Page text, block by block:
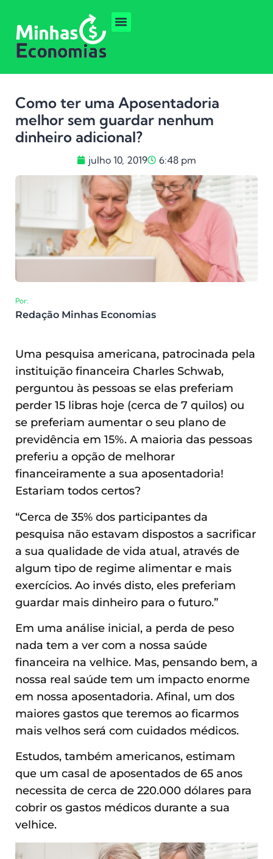
Como ter uma Aposentadoria
melhor sem guardar nenhum
dinheiro adicional?
julho 10, 2019 6:48 pm
Por:
Redação Minhas Economias
Uma pesquisa americana, patrocinada pela
instituição financeira Charles Schwab,
perguntou às pessoas se elas preferiam
perder 15 libras hoje (cerca de 7 quilos) ou
se preferiam aumentar o seu plano de
previdência em 15%. A maioria das pessoas
preferiu a opção de melhorar
financeiramente a sua aposentadoria!
Estariam todos certos?
“Cerca de 35% dos participantes da
pesquisa não estavam dispostos a sacrificar
a sua qualidade de vida atual, através de
algum tipo de regime alimentar e mais
exercícios. Ao invés disto, eles preferiam
guardar mais dinheiro para o futuro.”
Em uma análise inicial, a perda de peso
nada tem a ver com a nossa saúde
financeira na velhice. Mas, pensando bem, a
nossa real saúde tem um impacto enorme
em nossa aposentadoria. Afinal, um dos
maiores gastos que teremos ao ficarmos
mais velhos será com cuidados médicos.
Estudos, também americanos, estimam
que um casal de aposentados de 65 anos
necessita de cerca de 220.000 dólares para
cobrir os gastos médicos durante a sua
velhice.